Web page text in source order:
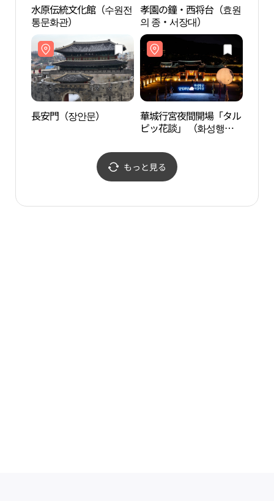
水原伝統文化館（수원전
통문화관）
孝園の鐘・西将台（효원
의 종・서장대）
長安門（장안문）
華城行宮夜間開場「タル
ピッ花談」 （화성행궁
もっと見る